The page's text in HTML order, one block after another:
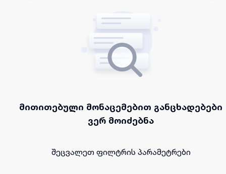
მითითებული მონაცემებით განცხადებები
ვერ მოიძებნა
შეცვალეთ ფილტრის პარამეტრები